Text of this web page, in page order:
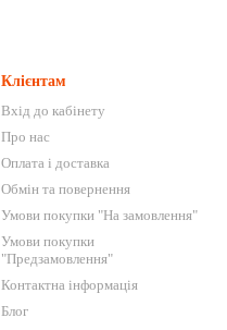
Клієнтам
Вхід до кабінету
Про нас
Оплата і доставка
Обмін та повернення
Умови покупки "На замовлення"
Умови покупки
"Предзамовлення"
Контактна інформація
Блог